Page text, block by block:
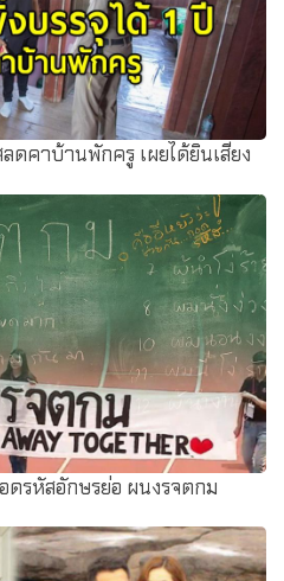
ดคาบ้านพักครู เผยได้ยินเสียง
ดรหัสอักษรย่อ ผนงรจตกม